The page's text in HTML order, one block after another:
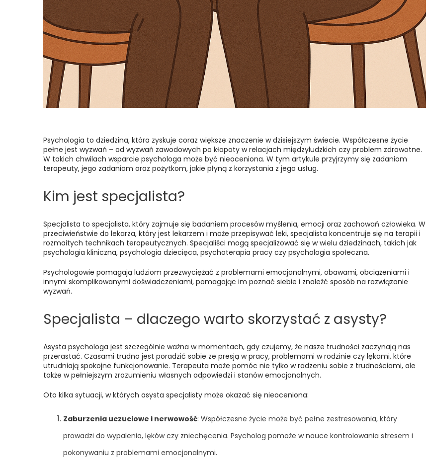
Psychologia to dziedzina, która zyskuje coraz większe znaczenie w dzisiejszym świecie. Współczesne życie
pełne jest wyzwań – od wyzwań zawodowych po kłopoty w relacjach międzyludzkich czy problem zdrowotne.
W takich chwilach wsparcie psychologa może być nieoceniona. W tym artykule przyjrzymy się zadaniom
terapeuty, jego zadaniom oraz pożytkom, jakie płyną z korzystania z jego usług.
Kim jest specjalista?
Specjalista to specjalista, który zajmuje się badaniem procesów myślenia, emocji oraz zachowań człowieka. W
przeciwieństwie do lekarza, który jest lekarzem i może przepisywać leki, specjalista koncentruje się na terapii i
rozmaitych technikach terapeutycznych. Specjaliści mogą specjalizować się w wielu dziedzinach, takich jak
psychologia kliniczna, psychologia dziecięca, psychoterapia pracy czy psychologia społeczna.
Psychologowie pomagają ludziom przezwyciężać z problemami emocjonalnymi, obawami, obciążeniami i
innymi skomplikowanymi doświadczeniami, pomagając im poznać siebie i znaleźć sposób na rozwiązanie
wyzwań.
Specjalista – dlaczego warto skorzystać z asysty?
Asysta psychologa jest szczególnie ważna w momentach, gdy czujemy, że nasze trudności zaczynają nas
przerastać. Czasami trudno jest poradzić sobie ze presją w pracy, problemami w rodzinie czy lękami, które
utrudniają spokojne funkcjonowanie. Terapeuta może pomóc nie tylko w radzeniu sobie z trudnościami, ale
także w pełniejszym zrozumieniu własnych odpowiedzi i stanów emocjonalnych.
Oto kilka sytuacji, w których asysta specjalisty może okazać się nieoceniona:
Zaburzenia uczuciowe i nerwowość: Współczesne życie może być pełne zestresowania, który
prowadzi do wypalenia, lęków czy zniechęcenia. Psycholog pomoże w nauce kontrolowania stresem i
pokonywaniu z problemami emocjonalnymi.